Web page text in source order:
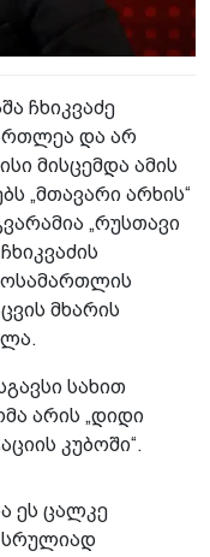
ჩხიკვაძე
და არ
მისცემდა ამის
„მთავარი არხის“
„რუსთავი
მხარის
სახით
არის „დიდი
კუბოში“.
ეს ცალკე
სრულიად